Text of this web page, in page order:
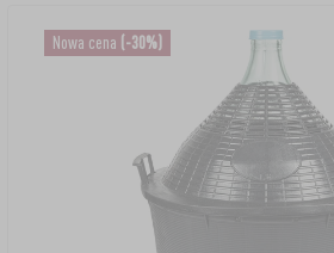
Nowa cena (-30%)